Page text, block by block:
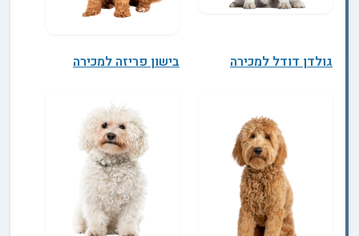
גולדן דודל למכירה בישון פריזה למכירה